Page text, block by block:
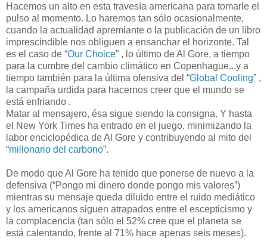
Hacemos un alto en esta travesía americana para tomarle el
pulso al momento. Lo haremos tan sólo ocasionalmente,
cuando la actualidad apremiante o la publicación de un libro
imprescindible nos obliguen a ensanchar el horizonte. Tal
es el caso de “Our Choice” , lo último de Al Gore, a tiempo
para la cumbre del cambio climático en Copenhague...y a
tiempo también para la última ofensiva del “Global Cooling” ,
la campaña urdida para hacernos creer que el mundo se
está enfriando .
Matar al mensajero, ésa sigue siendo la consigna. Y hasta
el New York Times ha entrado en el juego, minimizando la
labor enciclopédica de Al Gore y contribuyendo al mito del
“millonario del carbono”.
De modo que Al Gore ha tenido que ponerse de nuevo a la
defensiva (“Pongo mi dinero donde pongo mis valores”)
mientras su mensaje queda diluido entre el ruido mediático
y los americanos siguen atrapados entre el escepticismo y
la complacencia (tan sólo el 52% cree que el planeta se
está calentando, frente al 71% hace apenas seis meses).